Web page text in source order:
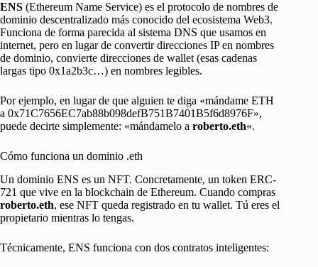
ENS (Ethereum Name Service) es el protocolo de nombres de
dominio descentralizado más conocido del ecosistema Web3.
Funciona de forma parecida al sistema DNS que usamos en
internet, pero en lugar de convertir direcciones IP en nombres
de dominio, convierte direcciones de wallet (esas cadenas
largas tipo 0x1a2b3c…) en nombres legibles.
Por ejemplo, en lugar de que alguien te diga «mándame ETH
a 0x71C7656EC7ab88b098defB751B7401B5f6d8976F»,
puede decirte simplemente: «mándamelo a roberto.eth«.
Cómo funciona un dominio .eth
Un dominio ENS es un NFT. Concretamente, un token ERC-
721 que vive en la blockchain de Ethereum. Cuando compras
roberto.eth, ese NFT queda registrado en tu wallet. Tú eres el
propietario mientras lo tengas.
Técnicamente, ENS funciona con dos contratos inteligentes: